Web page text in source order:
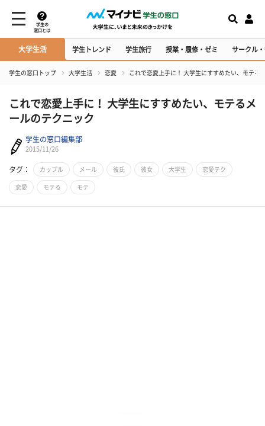
学生の
窓口とは
大学生活 学生トレンド 学生旅行 授業・履修・ゼミ サークル
学生の窓口トップ 大学生活 恋愛 これで恋愛上手に！ 大学生にすすめたい、モテる
これで恋愛上手に！ 大学生にすすめたい、モテるメ
ールのテクニック
学生の窓口編集部
2015/11/26
タグ： カップル メール 彼氏 彼女 大学生 恋愛テク
恋愛 モテる モテ